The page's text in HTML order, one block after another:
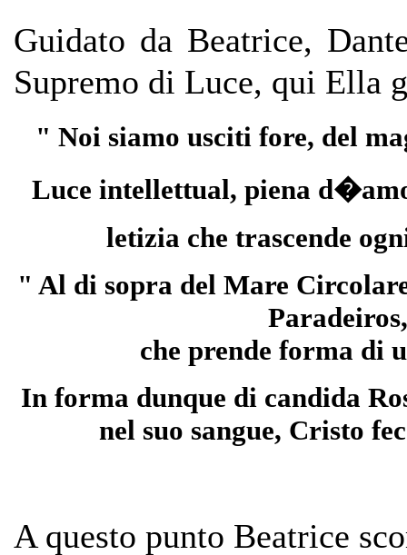
Guidato da Beatrice,
Supremo di Luce, qui Ella
" Noi siamo usciti fore, del
Luce intellettual, piena
letizia che trascende
" Al di sopra del Mare
che prende forma di
In forma dunque di candida
nel suo sangue, Cristo
A questo punto Beatrice